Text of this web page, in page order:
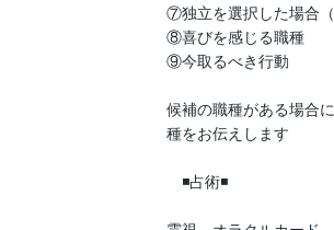
⑦独立を選択した場合（
⑧喜びを感じる職種
⑨今取るべき行動
候補の職種がある場合
種をお伝えします
◾️占術◾️